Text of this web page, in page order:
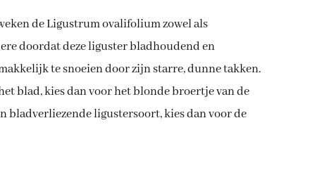
de Ligustrum ovalifolium zowel als
doordat deze liguster bladhoudend en
te snoeien door zijn starre, dunne takken.
blad, kies dan voor het blonde broertje van de
bladverliezende ligustersoort, kies dan voor de